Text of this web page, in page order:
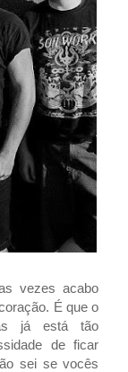
vezes acabo
É que o
já está tão
de ficar
sei se vocês